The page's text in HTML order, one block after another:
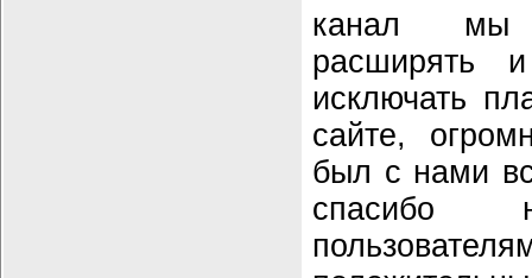
канал мы
расширять
исключать
сайте,
был с нами
спасибо